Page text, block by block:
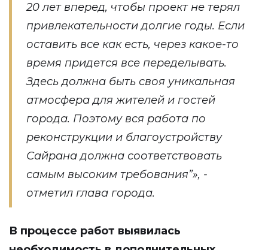
20 лет вперед, чтобы проект не терял
привлекательности долгие годы. Если
оставить все как есть, через какое-то
время придется все переделывать.
Здесь должна быть своя уникальная
атмосфера для жителей и гостей
города. Поэтому вся работа по
реконструкции и благоустройству
Сайрана должна соответствовать
самым высоким требования”», -
отметил глава города.
В процессе работ выявилась